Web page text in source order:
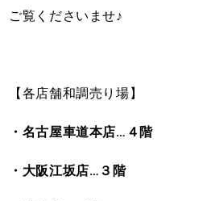
ご覧くださいませ♪
【各店舗和調売り場】
・名古屋車道本店…４階
・大阪江坂店…３階